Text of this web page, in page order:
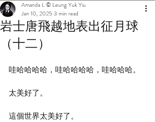
岩士唐飛越地表出征月球
（十二）
Amanda L © Leung Yuk Yiu
Jan 10, 2025 3 min read
哇哈哈哈哈，哇哈哈哈哈，哇哈哈哈。
太美好了。
這個世界太美好了。